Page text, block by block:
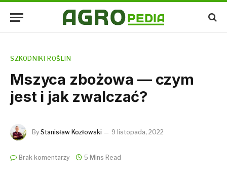
SZKODNIKI ROŚLIN
Mszyca zbożowa — czym
jest i jak zwalczać?
By Stanisław Kozłowski 9 listopada, 2022
Brak komentarzy 5 Mins Read